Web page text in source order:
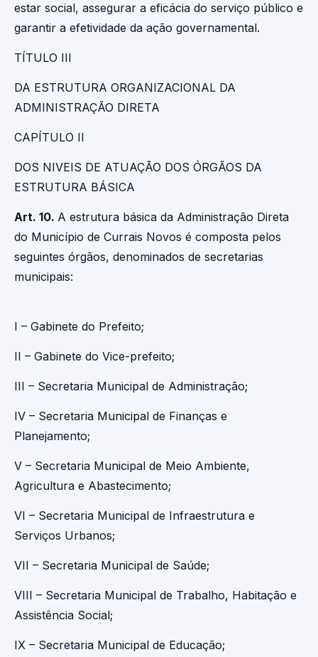
estar social, assegurar a eficácia do serviço público e
garantir a efetividade da ação governamental.
TÍTULO III
DA ESTRUTURA ORGANIZACIONAL DA
ADMINISTRAÇÃO DIRETA
CAPÍTULO II
DOS NIVEIS DE ATUAÇÃO DOS ÓRGÃOS DA
ESTRUTURA BÁSICA
Art. 10. A estrutura básica da Administração Direta
do Município de Currais Novos é composta pelos
seguintes órgãos, denominados de secretarias
municipais:
I – Gabinete do Prefeito;
II – Gabinete do Vice-prefeito;
III – Secretaria Municipal de Administração;
IV – Secretaria Municipal de Finanças e
Planejamento;
V – Secretaria Municipal de Meio Ambiente,
Agricultura e Abastecimento;
VI – Secretaria Municipal de Infraestrutura e
Serviços Urbanos;
VII – Secretaria Municipal de Saúde;
VIII – Secretaria Municipal de Trabalho, Habitação e
Assistência Social;
IX – Secretaria Municipal de Educação;